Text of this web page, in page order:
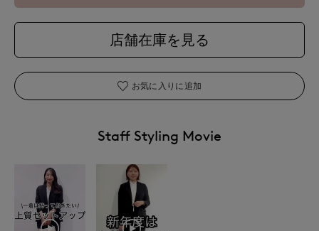
店舗在庫を見る
お気に入りに追加
Staff Styling Movie